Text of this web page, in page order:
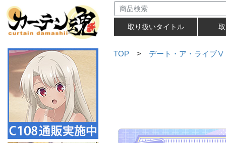
取り扱いタイトル
TOP > デート・ア・ライブⅤ